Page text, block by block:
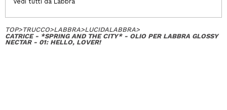
TOP>TRUCCO>LABBRA>LUCIDALABBRA>
CATRICE - *SPRING AND THE CITY* - OLIO PER LABBRA GLOSSY
NECTAR - 01: HELLO, LOVER!